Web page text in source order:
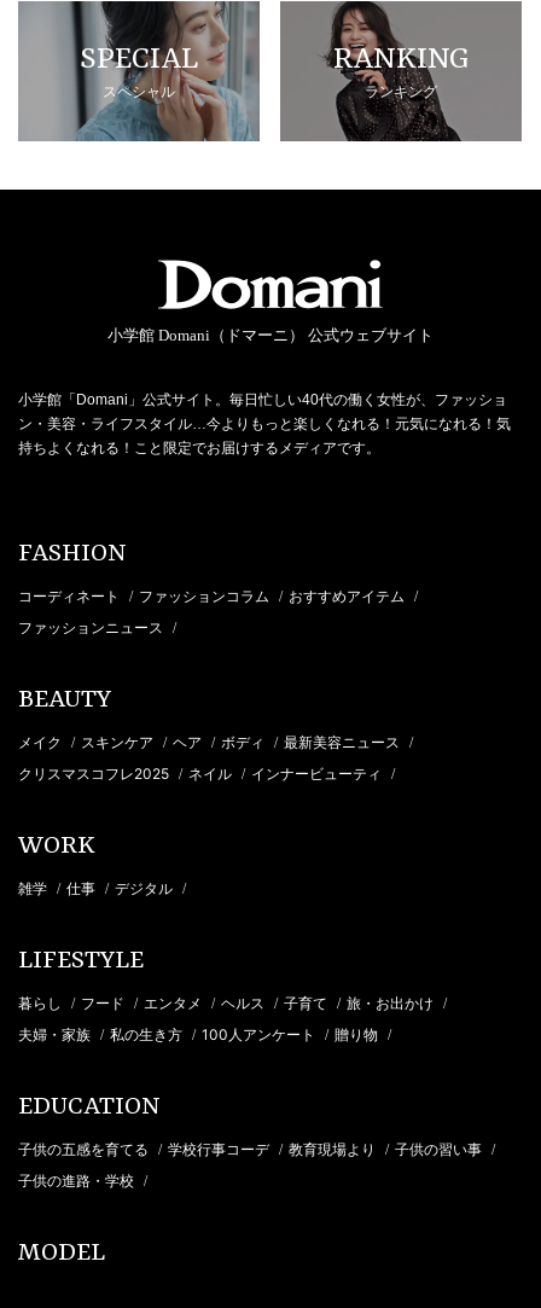
SPECIAL
スペシャル
RANKING
ランキング
小学館 Domani（ドマーニ） 公式ウェブサイト
小学館「Domani」公式サイト。毎日忙しい40代の働く女性が、ファッショ
ン・美容・ライフスタイル…今よりもっと楽しくなれる！元気になれる！気
持ちよくなれる！こと限定でお届けするメディアです。
FASHION
コーディネート / ファッションコラム / おすすめアイテム /
ファッションニュース /
BEAUTY
メイク / スキンケア / ヘア / ボディ / 最新美容ニュース /
クリスマスコフレ2025 / ネイル / インナービューティ /
WORK
雑学 / 仕事 / デジタル /
LIFESTYLE
暮らし / フード / エンタメ / ヘルス / 子育て / 旅・お出かけ /
夫婦・家族 / 私の生き方 / 100人アンケート / 贈り物 /
EDUCATION
子供の五感を育てる / 学校行事コーデ / 教育現場より / 子供の習い事 /
子供の進路・学校 /
MODEL